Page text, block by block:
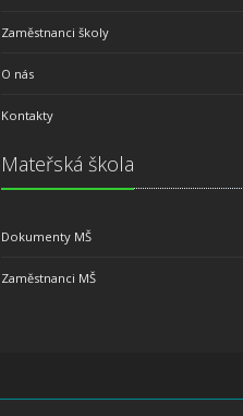
Zaměstnanci školy
O nás
Kontakty
Mateřská škola
Dokumenty MŠ
Zaměstnanci MŠ